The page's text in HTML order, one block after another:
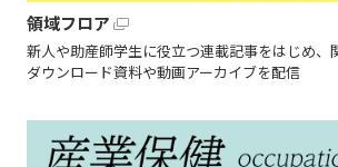
領域フロア
新人や助産師学生に役立つ連載記事をはじめ、
ダウンロード資料や動画アーカイブを配信